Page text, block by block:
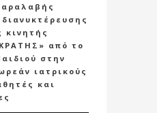
κινητής
από το
στην
ιατρικούς
και